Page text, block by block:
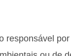
responsável